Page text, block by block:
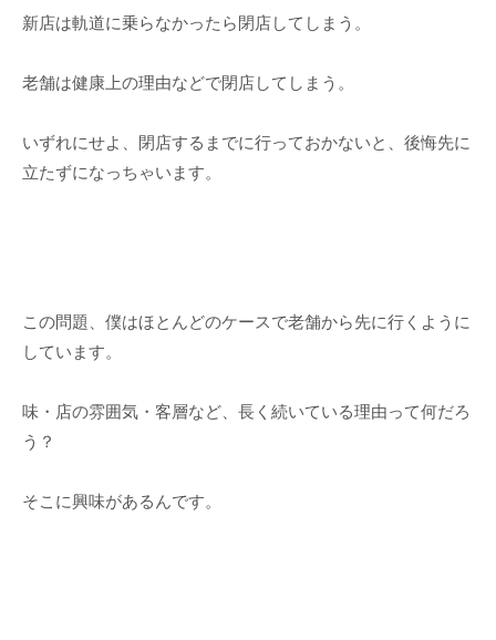
新店は軌道に乗らなかったら閉店してしまう。
老舗は健康上の理由などで閉店してしまう。
いずれにせよ、閉店するまでに行っておかないと、後悔先に
立たずになっちゃいます。
この問題、僕はほとんどのケースで老舗から先に行くように
しています。
味・店の雰囲気・客層など、長く続いている理由って何だろ
う？
そこに興味があるんです。